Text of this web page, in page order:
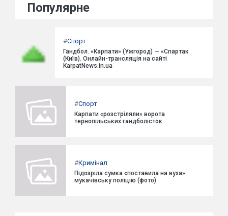
Популярне
#Спорт
Гандбол. «Карпати» (Ужгород) — «Спартак
(Київ). Онлайн-трансляція на сайті
KarpatNews.in.ua
#Спорт
Карпати «розстріляли» ворота
тернопільських гандболісток
#Кримінал
Підозріла сумка «поставила на вуха»
мукачівську поліцію (фото)